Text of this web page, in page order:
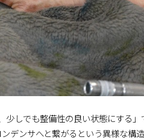
しでも整備性の良い状態にする
ンサへと繋がるという異様な構造